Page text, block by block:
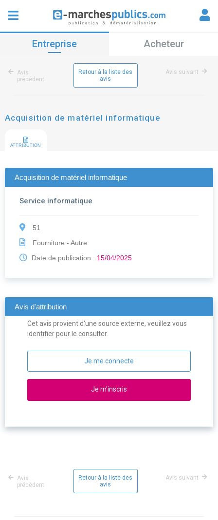
Entreprise Acheteur
Avis
précédent
Retour à la liste des
avis
Avis suivant
Acquisition de matériel informatique
ATTRIBUTION
Acquisition de matériel informatique
Service informatique
51
Fourniture - Autre
Date de publication : 15/04/2025
Avis d'attribution
Cet avis provient d'une source externe, veuillez vous
identifier pour le consulter.
Je me connecte
Je m'inscris
Avis
précédent
Retour à la liste des
avis
Avis suivant